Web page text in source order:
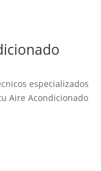
especializados
Aire Acondicionado